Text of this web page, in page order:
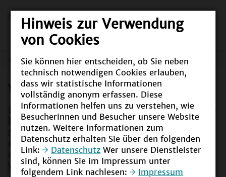
Hinweis zur Verwendung
von Cookies
Sie können hier entscheiden, ob Sie neben
technisch notwendigen Cookies erlauben,
dass wir statistische Informationen
vollständig anonym erfassen. Diese
Informationen helfen uns zu verstehen, wie
Besucherinnen und Besucher unsere Website
nutzen. Weitere Informationen zum
Datenschutz erhalten Sie über den folgenden
Link:
Datenschutz Wer unsere Dienstleister
sind, können Sie im Impressum unter
folgendem Link nachlesen:
Impressum
Was ist BNE?
Was ist BNE?
BNEist die Abkürzung vonBildung fürnachhaltige
ntwicklung. Gemeint ist eine Bildung, die
Menschen zu zukunftsfähigem Denken und
Handeln befähigt. Sie ermöglicht jedem Einzelnen,
die Auswirkungen des eigenen Handelns auf die
Welt zu verstehen.